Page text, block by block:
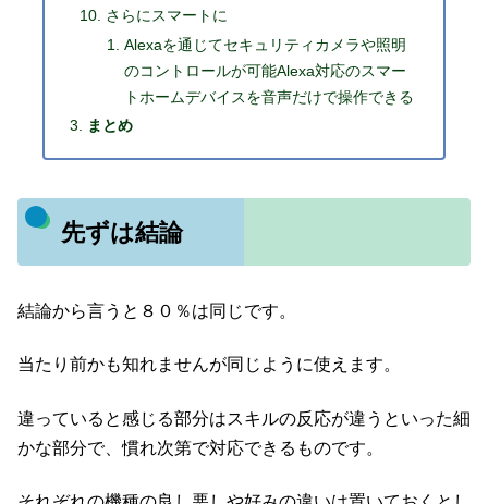
さらにスマートに
Alexaを通じてセキュリティカメラや照明
のコントロールが可能Alexa対応のスマー
トホームデバイスを音声だけで操作できる
まとめ
先ずは結論
結論から言うと８０％は同じです。
当たり前かも知れませんが同じように使えます。
違っていると感じる部分はスキルの反応が違うといった細
かな部分で、慣れ次第で対応できるものです。